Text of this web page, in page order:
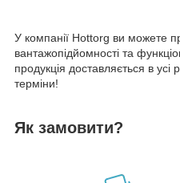
У компанії Hottorg ви можете
вантажопідйомності та
продукція доставляється в усі
терміни!
Як замовити?